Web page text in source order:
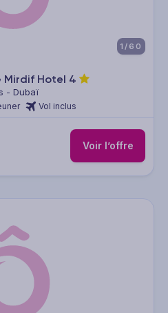
1/60
Mirdif Hotel 4
- Dubaï
Vol inclus
Voir l’offre